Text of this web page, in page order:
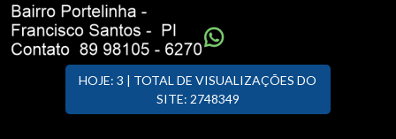
HOJE: 3 | TOTAL DE VISUALIZAÇÕES DO
SITE: 2748349